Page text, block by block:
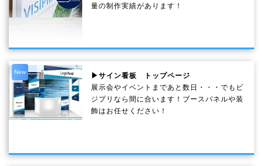
量の制作実績があります！
New
▶サイン看板 トップページ
展示会やイベントまであと数日・・・でもビ
ジプリなら間に合います！ブースパネルや装
飾はお任せください！